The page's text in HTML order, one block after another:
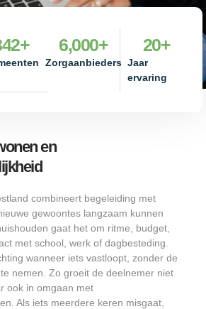
+
Zorgaanbieders
6,000+
Jaar
ervaring
20+
en
combineert begeleiding met
gewoontes langzaam kunnen
gaat het om ritme, budget,
met school, werk of dagbesteding.
wanneer iets vastloopt, zonder de
nemen. Zo groeit de deelnemer niet
ook in omgaan met
Als iets meerdere keren misgaat,